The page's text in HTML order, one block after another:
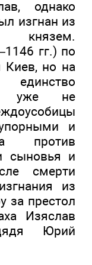
однако
изгнан из
князем.
гг.) по
Киев, но на
уже не
и
против
сыновья и
смерти
из
за престол
Изяслав
Юрий